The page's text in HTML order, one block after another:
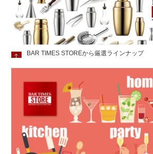
BAR TIMES STOREから厳選ラインナップ